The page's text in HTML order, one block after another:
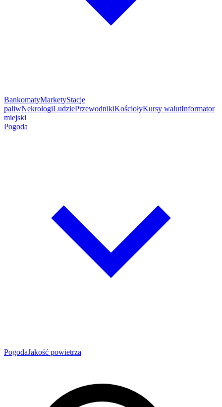
BankomatyMarketyStacje
paliwNekrologiLudziePrzewodnikiKościołyKursy walutInformator
miejski
Pogoda
PogodaJakość powietrza